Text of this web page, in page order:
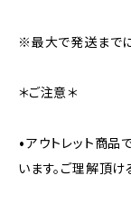
※最大で発送まで
＊ご注意＊
•アウトレット商
います。ご理解頂